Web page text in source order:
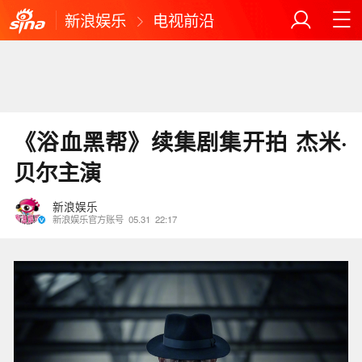
新浪娱乐 电视前沿
《浴血黑帮》续集剧集开拍 杰米·
贝尔主演
新浪娱乐
新浪娱乐官方账号 05.31 22:17